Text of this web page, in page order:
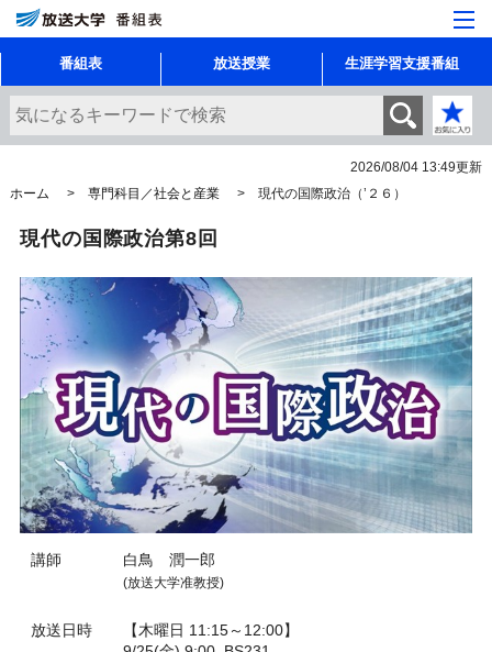
番組表 放送授業 生涯学習支援番組
2026/08/04 13:49更新
ホーム
専門科目／社会と産業 現代の国際政治（’２６）
現代の国際政治第8回
講師 白鳥 潤一郎
(放送大学准教授)
放送日時
【木曜日 11:15～12:00】